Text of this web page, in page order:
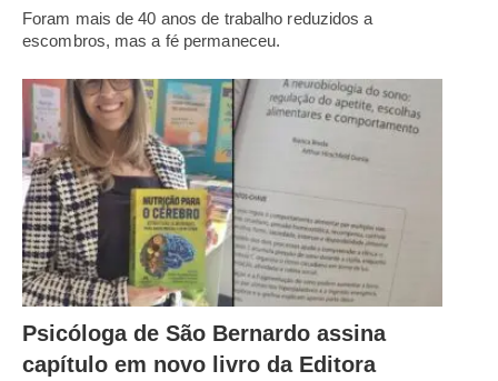
Foram mais de 40 anos de trabalho reduzidos a
escombros, mas a fé permaneceu.
Psicóloga de São Bernardo assina
capítulo em novo livro da Editora